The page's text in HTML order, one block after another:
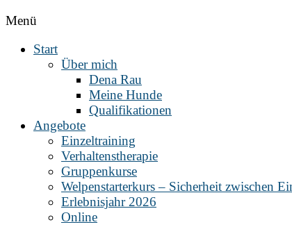
Menü
Start
Über mich
Dena Rau
Meine Hunde
Qualifikationen
Angebote
Einzeltraining
Verhaltenstherapie
Gruppenkurse
Welpenstarterkurs – Sicherheit zwischen
Erlebnisjahr 2026
Online